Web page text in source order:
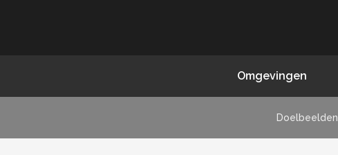
Omgevingen
Doelbeelden